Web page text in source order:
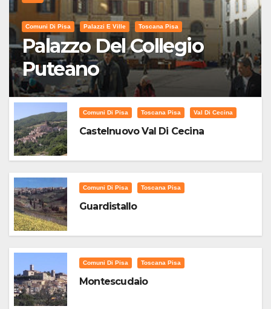
Comuni Di Pisa Palazzi E Ville Toscana Pisa
Palazzo Del Collegio
Puteano
Comuni Di Pisa Toscana Pisa Val Di Cecina
Castelnuovo Val Di Cecina
Comuni Di Pisa Toscana Pisa
Guardistallo
Comuni Di Pisa Toscana Pisa
Montescudaio